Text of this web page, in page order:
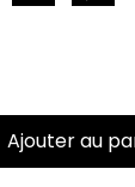
Ajouter au